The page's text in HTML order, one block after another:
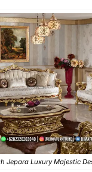
Jepara Luxury Majestic